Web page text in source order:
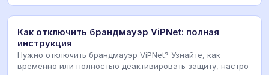
Как отключить брандмауэр ViPNet: полная
инструкция
Нужно отключить брандмауэр ViPNet? Узнайте, как
временно или полностью деактивировать защиту, настро